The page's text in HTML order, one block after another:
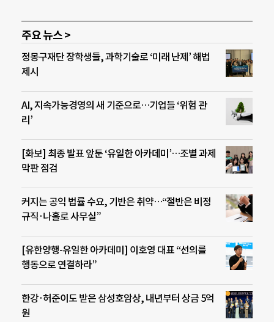
주요 뉴스 >
정몽구재단 장학생들, 과학기술로 ‘미래 난제’ 해법
제시
AI, 지속가능경영의 새 기준으로…기업들 ‘위험 관
리’
[화보] 최종 발표 앞둔 ‘유일한 아카데미’…조별 과제
막판 점검
커지는 공익 법률 수요, 기반은 취약…“절반은 비정
규직·나홀로 사무실”
[유한양행-유일한 아카데미] 이호영 대표 “선의를
행동으로 연결하라”
한강·허준이도 받은 삼성호암상, 내년부터 상금 5억
원